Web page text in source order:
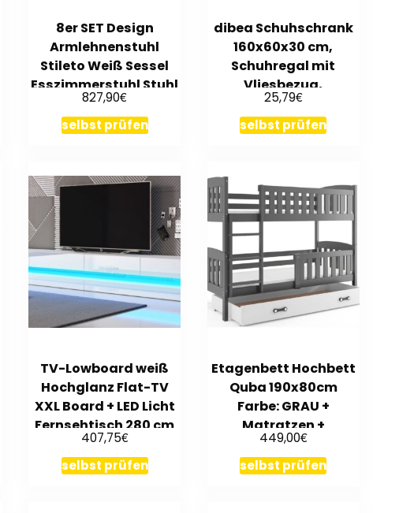
8er SET Design
Armlehnenstuhl
Stileto Weiß Sessel
Esszimmerstuhl Stuhl
Esszimmer Wohn
827,90€
selbst prüfen
dibea Schuhschrank
160x60x30 cm,
Schuhregal mit
Vliesbezug,
(verschiedene
Farben)
25,79€
selbst prüfen
TV-Lowboard weiß
Hochglanz Flat-TV
XXL Board + LED Licht
Fernsehtisch 280 cm
Bird
407,75€
selbst prüfen
Etagenbett Hochbett
Quba 190x80cm
Farbe: GRAU +
Matratzen +
Lattenroste
449,00€
selbst prüfen